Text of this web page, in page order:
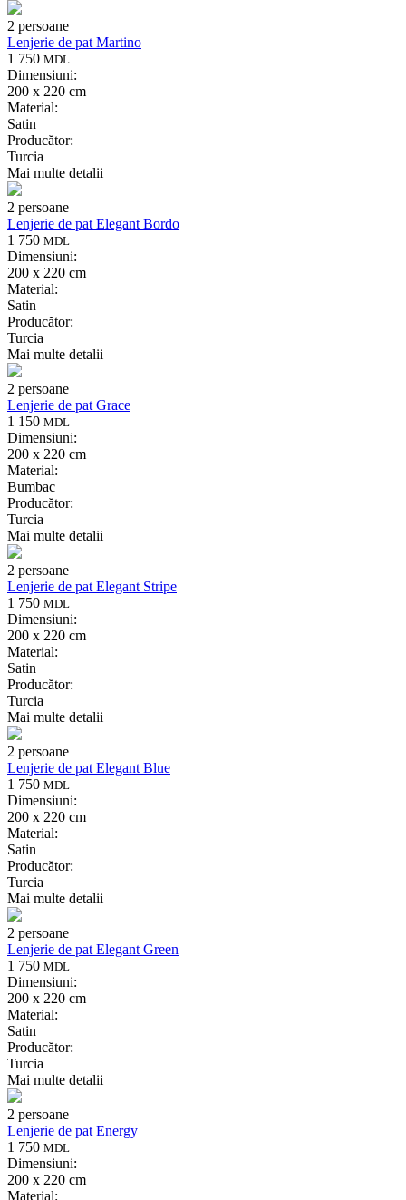
2 persoane
Lenjerie de pat Martino
1 750 MDL
Dimensiuni:
200 x 220 cm
Material:
Satin
Producător:
Turcia
Mai multe detalii
2 persoane
Lenjerie de pat Elegant Bordo
1 750 MDL
Dimensiuni:
200 x 220 cm
Material:
Satin
Producător:
Turcia
Mai multe detalii
2 persoane
Lenjerie de pat Grace
1 150 MDL
Dimensiuni:
200 x 220 cm
Material:
Bumbac
Producător:
Turcia
Mai multe detalii
2 persoane
Lenjerie de pat Elegant Stripe
1 750 MDL
Dimensiuni:
200 x 220 cm
Material:
Satin
Producător:
Turcia
Mai multe detalii
2 persoane
Lenjerie de pat Elegant Blue
1 750 MDL
Dimensiuni:
200 x 220 cm
Material:
Satin
Producător:
Turcia
Mai multe detalii
2 persoane
Lenjerie de pat Elegant Green
1 750 MDL
Dimensiuni:
200 x 220 cm
Material:
Satin
Producător:
Turcia
Mai multe detalii
2 persoane
Lenjerie de pat Energy
1 750 MDL
Dimensiuni:
200 x 220 cm
Material: